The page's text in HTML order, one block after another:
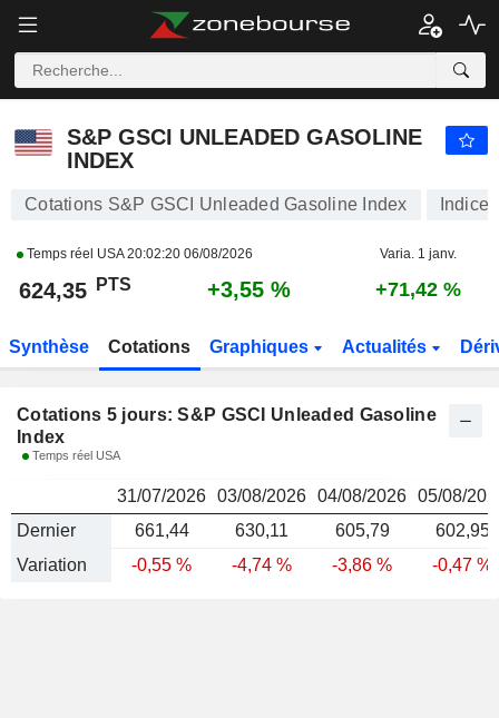
PTS
S&P GSCI UNLEADED GASOLINE
INDEX
Cotations S&P GSCI Unleaded Gasoline Index Indice
Temps réel USA20:02:20 06/08/2026 Varia. 1 janv.
624,35 PTS +3,55 % +71,42 %
Synthèse Cotations Graphiques Actualités
Cotations 5 jours: S&P GSCI Unleaded Gasoline
Index
Temps réel USA
31/07/2026 03/08/2026 04/08/2026 05/08/
Dernier
661,44 630,11 605,79
602,95
Variation
-0,55 % -4,74 % -3,86 % -0,47 %